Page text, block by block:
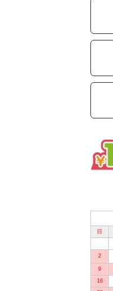
日
2
9
16